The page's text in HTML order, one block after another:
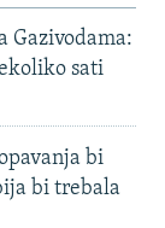
Gazivodama:
sati
bi
bi trebala